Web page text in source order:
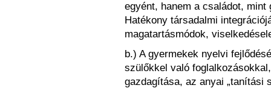
egyént, hanem a családot,
Hatékony társadalmi
magatartásmódok,
b.) A gyermekek nyelvi
szülőkkel való
gazdagítása, az anyai „tanítási